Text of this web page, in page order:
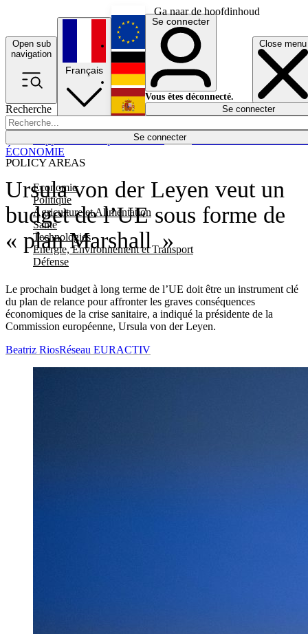
Ga naar de hoofdinhoud
Open sub
navigation
Close menu
Recherche
Se connecter
POLICY AREAS
Economie
Politique
Agriculture et Alimentation
Santé
Technologies
Energie, Environnement et Transport
Défense
Économie
Français
English
Deutsch
Español
Se connecter
Vous êtes déconnecté.
Se connecter
Ursula von der Leyen veut un
budget de l’UE sous forme de
« plan Marshall »
Le prochain budget à long terme de l’UE doit être un instrument clé
du plan de relance pour affronter les graves conséquences
économiques de la crise sanitaire, a indiqué la présidente de la
Commission européenne, Ursula von der Leyen.
ÉCONOMIE
Beatriz RiosRéseau EURACTIV